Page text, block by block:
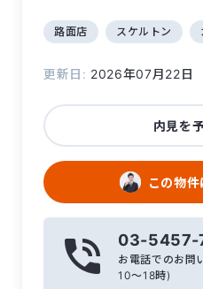
路面店 スケルトン
更新日: 2026年07月22日
内見を
この物
03-5457-
お電話でのお問
10〜18時)